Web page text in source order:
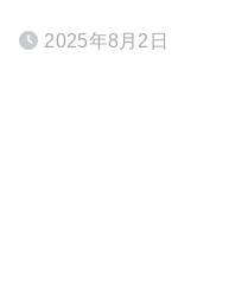
2025年8月2日